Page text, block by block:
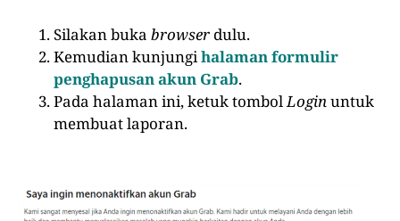
Silakan buka browser dulu.
Kemudian kunjungihalaman formulir
penghapusan akun Grab.
Pada halaman ini, ketuk tombolLoginuntuk
membuat laporan.